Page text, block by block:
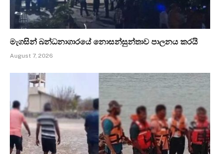
මැගසින් බන්ධනාගාරයේ නොසන්සුන්තාව පාලනය කරයි
August 7, 2026